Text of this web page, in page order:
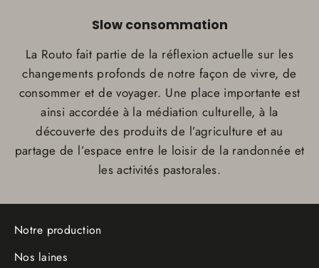
Slow consommation
La Routo fait partie de la réflexion actuelle sur les
changements profonds de notre façon de vivre, de
consommer et de voyager. Une place importante est
ainsi accordée à la médiation culturelle, à la
découverte des produits de l’agriculture et au
partage de l’espace entre le loisir de la randonnée et
les activités pastorales.
Notre production
Nos laines